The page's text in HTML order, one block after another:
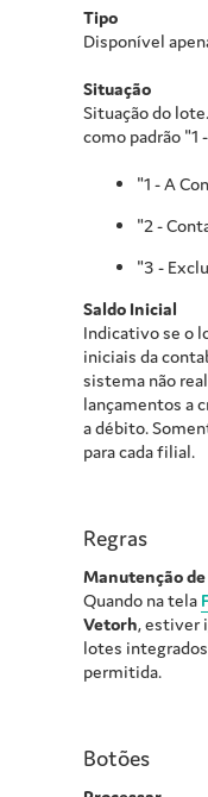
Tipo
Disponível
Situação
Situação do
como padrão "1
"1 - A
"2 -
"3 -
Saldo Inicial
Indicativo se o
iniciais da
sistema não
lançamentos a
a débito.
para cada filial.
Regras
Manutenção
Quando na tela
Vetorh, estiver
lotes
permitida.
Botões